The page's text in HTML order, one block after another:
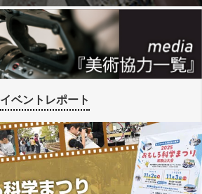
イベントレポート